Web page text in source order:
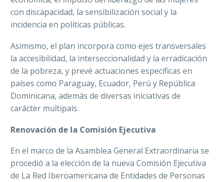
con discapacidad, la sensibilización social y la
incidencia en políticas públicas.
Asimismo, el plan incorpora como ejes transversales
la accesibilidad, la interseccionalidad y la erradicación
de la pobreza, y prevé actuaciones específicas en
países como Paraguay, Ecuador, Perú y República
Dominicana, además de diversas iniciativas de
carácter multipaís.
Renovación de la Comisión Ejecutiva
En el marco de la Asamblea General Extraordinaria se
procedió a la elección de la nueva Comisión Ejecutiva
de La Red Iberoamericana de Entidades de Personas